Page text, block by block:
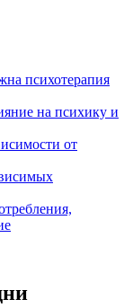
психотерапия
на психику и
от